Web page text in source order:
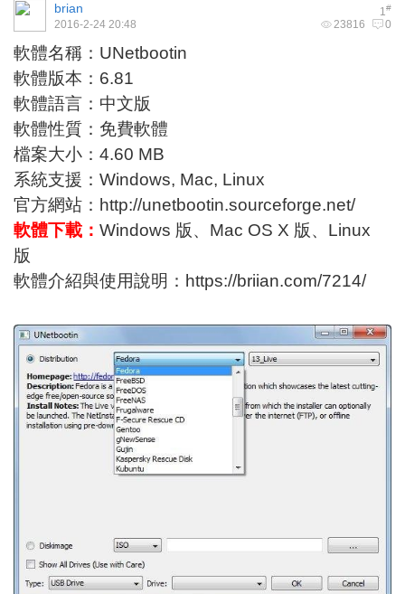
1#
brian
23816 0
2016-2-24 20:48
軟體名稱：UNetbootin
軟體版本：6.81
軟體語言：中文版
軟體性質：免費軟體
檔案大小：4.60 MB
系統支援：Windows, Mac, Linux
官方網站： http://unetbootin.sourceforge.net/
軟體下載： Windows 版、 Mac OS X 版、 Linux
版
軟體介紹與使用說明： https://briian.com/7214/